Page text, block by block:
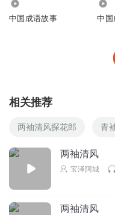
中国成语故事 中国
相关推荐
两袖清风探花郎 青
两袖清风
宝泽阿城
两袖清风